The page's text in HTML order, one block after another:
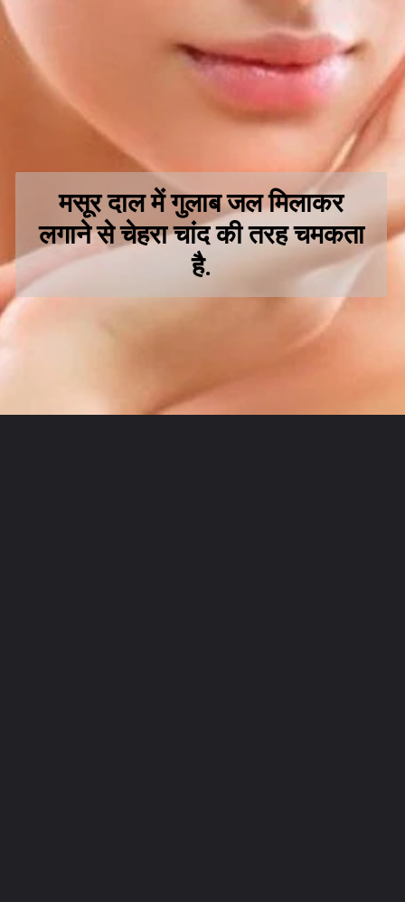
मसूर दाल में गुलाब जल मिलाकर
लगाने से चेहरा चांद की तरह चमकता
है.